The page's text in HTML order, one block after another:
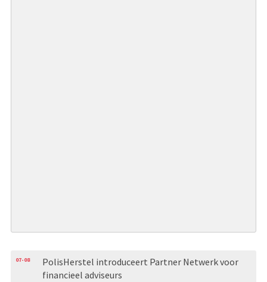
07-08
PolisHerstel introduceert Partner Netwerk voor
financieel adviseurs